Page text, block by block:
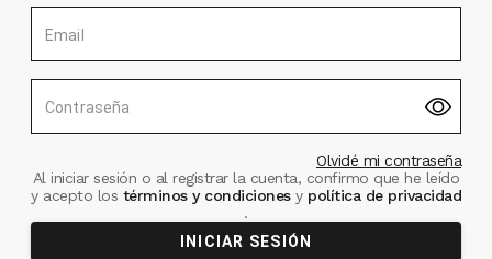
Email
Contraseña
Olvidé mi contraseña
Al iniciar sesión o al registrar la cuenta, confirmo que he leído
y acepto los términos y condiciones ypolítica de privacidad
.
INICIAR SESIÓN